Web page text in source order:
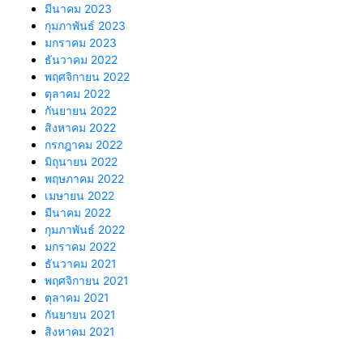
มีนาคม 2023
กุมภาพันธ์ 2023
มกราคม 2023
ธันวาคม 2022
พฤศจิกายน 2022
ตุลาคม 2022
กันยายน 2022
สิงหาคม 2022
กรกฎาคม 2022
มิถุนายน 2022
พฤษภาคม 2022
เมษายน 2022
มีนาคม 2022
กุมภาพันธ์ 2022
มกราคม 2022
ธันวาคม 2021
พฤศจิกายน 2021
ตุลาคม 2021
กันยายน 2021
สิงหาคม 2021